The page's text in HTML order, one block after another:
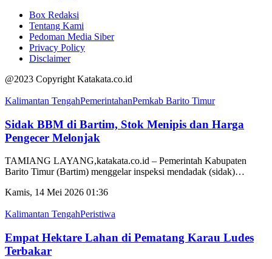
Box Redaksi
Tentang Kami
Pedoman Media Siber
Privacy Policy
Disclaimer
@2023 Copyright Katakata.co.id
Kalimantan TengahPemerintahanPemkab Barito Timur
Sidak BBM di Bartim, Stok Menipis dan Harga
Pengecer Melonjak
TAMIANG LAYANG,katakata.co.id – Pemerintah Kabupaten
Barito Timur (Bartim) menggelar inspeksi mendadak (sidak)…
Kamis, 14 Mei 2026 01:36
Kalimantan TengahPeristiwa
Empat Hektare Lahan di Pematang Karau Ludes
Terbakar